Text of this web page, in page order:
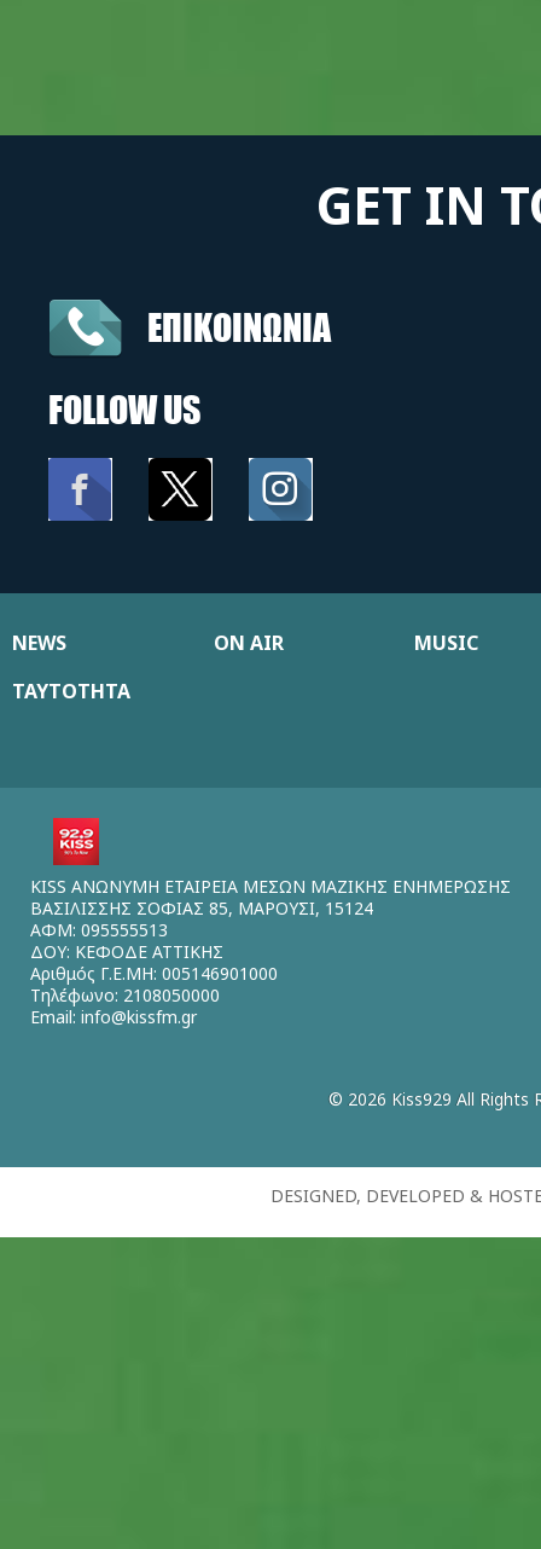
GET IN
ΕΠΙΚΟΙΝΩΝΙΑ
FOLLOW US
NEWS ON AIR
MUSIC
ΤΑΥΤΟΤΗΤΑ
KISS ΑΝΩΝΥΜΗ ΕΤΑΙΡΕΙΑ ΜΕΣΩΝ ΜΑΖΙΚΗΣ ΕΝΗΜΕΡΩΣΗΣ
ΒΑΣΙΛΙΣΣΗΣ ΣΟΦΙΑΣ 85, ΜΑΡΟΥΣΙ, 15124
ΑΦΜ: 095555513
ΔΟΥ: ΚΕΦΟΔΕ ΑΤΤΙΚΗΣ
Αριθμός Γ.Ε.ΜΗ: 005146901000
Τηλέφωνο: 2108050000
Email: info@kissfm.gr
© 2026 Kiss929 All Rights
DESIGNED, DEVELOPED &